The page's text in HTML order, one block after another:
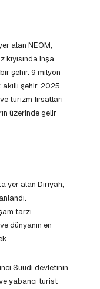
alan NEOM,
kıyısında inşa
şehir. 9 milyon
şehir, 2025
turizm fırsatları
üzerinde gelir
yer alan Diriyah,
tarzı
dünyanın en
Suudi devletinin
yabancı turist